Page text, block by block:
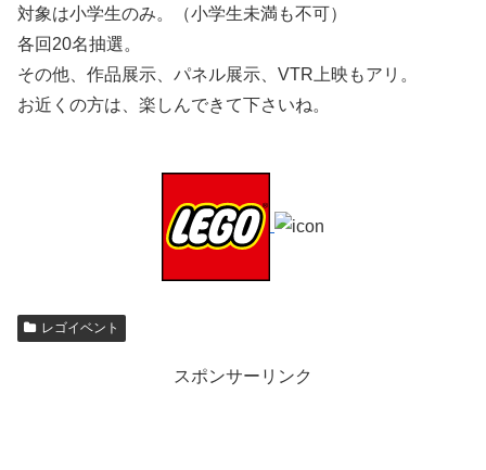
対象は小学生のみ。（小学生未満も不可）
各回20名抽選。
その他、作品展示、パネル展示、VTR上映もアリ。
お近くの方は、楽しんできて下さいね。
レゴイベント
スポンサーリンク